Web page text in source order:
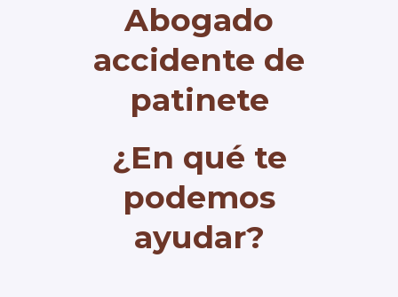
Abogado
accidente de
patinete
¿En qué te
podemos
ayudar?